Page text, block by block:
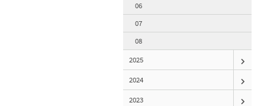
06
07
08
2025
2024
2023